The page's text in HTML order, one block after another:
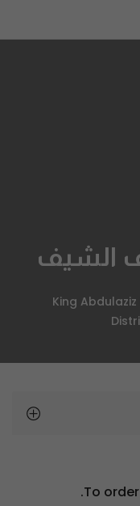
6209 King
To